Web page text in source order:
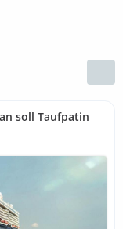
soll Taufpatin